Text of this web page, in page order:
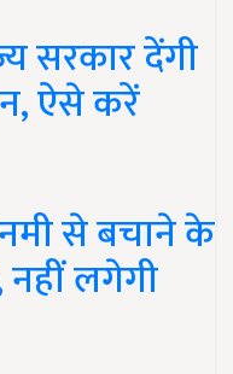
सरकार देंगी
ऐसे करें
से बचाने के
लगेगी